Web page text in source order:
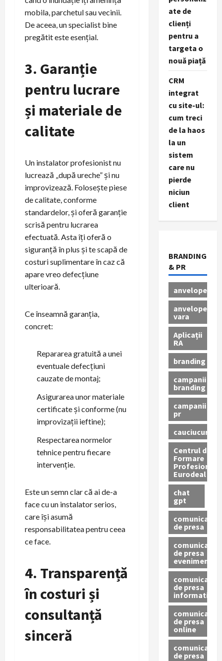
mobila, parchetul sau vecinii.
De aceea, un specialist bine
pregătit este esențial.
3. Garanție
pentru lucrare
și materiale de
calitate
Un instalator profesionist nu
lucrează „după ureche” și nu
improvizează. Folosește piese
de calitate, conforme
standardelor, și oferă garanție
scrisă pentru lucrarea
efectuată. Asta îți oferă o
siguranță în plus și te scapă de
costuri suplimentare în caz că
apare vreo defecțiune
ulterioară.
Ce înseamnă garanția,
concret:
Repararea gratuită a unei
eventuale defecțiuni
cauzate de montaj;
Asigurarea unor materiale
certificate și conforme (nu
improvizații ieftine);
Respectarea normelor
tehnice pentru fiecare
intervenție.
Este un semn clar că ai de-a
face cu un instalator serios,
care își asumă
responsabilitatea pentru ceea
ce face.
4. Transparență
în costuri și
consultanță
sinceră
ate de
clienți
pentru a
targeta o
nouă piață
CRM
integrat
cu site-ul:
cum treci
de la haos
la un
sistem
care nu
pierde
niciun
client
BRANDING
& PR
anvelope
anvelope
vara
Aplicații
RA
branding
campanii
branding
campanii
pr
cauciucuri
Centrul de
Formare
Profesionala
Eurodeal
chat
gpt
comunicat
de presa
comunicat
de presa
eveniment
comunicat
de presa
informativ
comunicat
de presa
online
comunicate
de presa